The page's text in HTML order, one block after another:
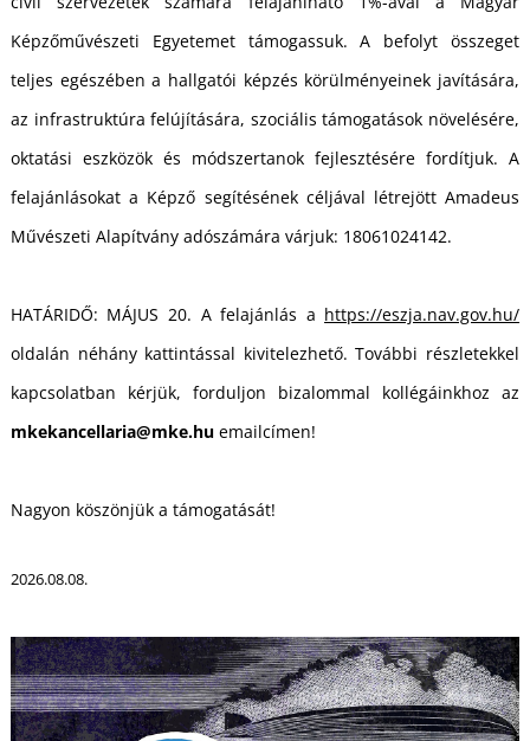
Képzőművészeti Egyetemet támogassuk. A befolyt összeget
teljes egészében a hallgatói képzés körülményeinek javítására,
az infrastruktúra felújítására, szociális támogatások növelésére,
oktatási eszközök és módszertanok fejlesztésére fordítjuk. A
felajánlásokat a Képző segítésének céljával létrejött Amadeus
Művészeti Alapítvány adószámára várjuk: 18061024142.
HATÁRIDŐ: MÁJUS 20. A felajánlás a https://eszja.nav.gov.hu/
oldalán néhány kattintással kivitelezhető. További részletekkel
kapcsolatban kérjük, forduljon bizalommal kollégáinkhoz az
mkekancellaria@mke.huemailcímen!
Nagyon köszönjük a támogatását!
2026.08.08.